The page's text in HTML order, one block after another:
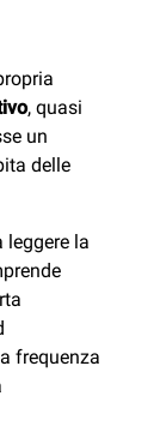
, quasi
un
delle
leggere la
frequenza